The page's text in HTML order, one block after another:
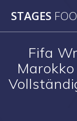
STAGES
Fifa